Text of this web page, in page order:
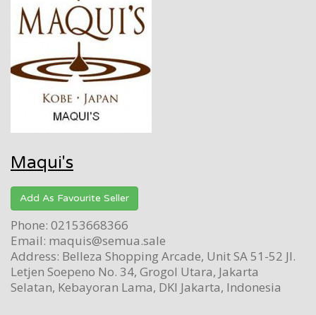
Maqui's
Add As Favourite Seller
Phone: 02153668366
Email: maquis@semua.sale
Address: Belleza Shopping Arcade, Unit SA 51-52 Jl.
Letjen Soepeno No. 34, Grogol Utara, Jakarta
Selatan, Kebayoran Lama, DKI Jakarta, Indonesia